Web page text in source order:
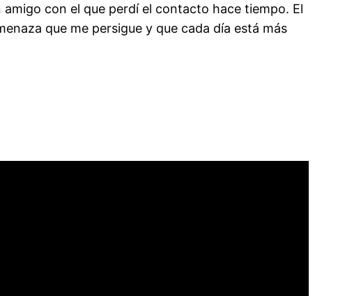
con el que perdí el contacto hace tiempo. El
que me persigue y que cada día está más